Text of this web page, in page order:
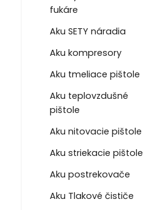
fukáre
Aku SETY náradia
Aku kompresory
Aku tmeliace pištole
Aku teplovzdušné
pištole
Aku nitovacie pištole
Aku striekacie pištole
Aku postrekovače
Aku Tlakové čističe